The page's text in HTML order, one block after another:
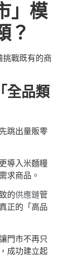
」模
？
挑戰既有的商
全品類
跳出量販零
導入米麵糧
求商品。
的供應鏈管
正的「高品
門市不再只
成功建立起